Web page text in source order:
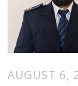
AUGUST 6,